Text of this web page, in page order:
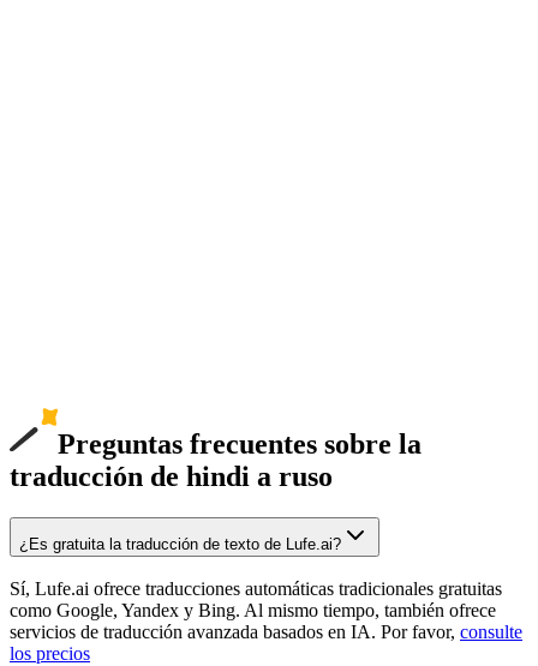
Preguntas frecuentes sobre la
traducción de hindi a ruso
¿Es gratuita la traducción de texto de Lufe.ai?
Sí, Lufe.ai ofrece traducciones automáticas tradicionales gratuitas
como Google, Yandex y Bing. Al mismo tiempo, también ofrece
servicios de traducción avanzada basados en IA. Por favor, consulte
los precios